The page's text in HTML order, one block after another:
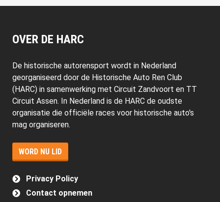
OVER DE HARC
De historische autorensport wordt in Nederland
georganiseerd door de Historische Auto Ren Club
(HARC) in samenwerking met Circuit Zandvoort en TT
Circuit Assen. In Nederland is de HARC de oudste
organisatie die officiële races voor historische auto's
mag organiseren.
WORD NU LID
Privacy Policy
Contact opnemen